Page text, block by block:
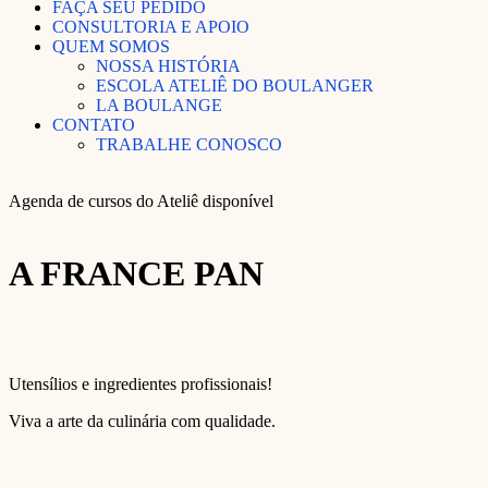
FAÇA SEU PEDIDO
CONSULTORIA E APOIO
QUEM SOMOS
NOSSA HISTÓRIA
ESCOLA ATELIÊ DO BOULANGER
LA BOULANGE
CONTATO
TRABALHE CONOSCO
Agenda de cursos do Ateliê disponível
A FRANCE PAN
Utensílios e ingredientes profissionais!
Viva a arte da culinária com qualidade.